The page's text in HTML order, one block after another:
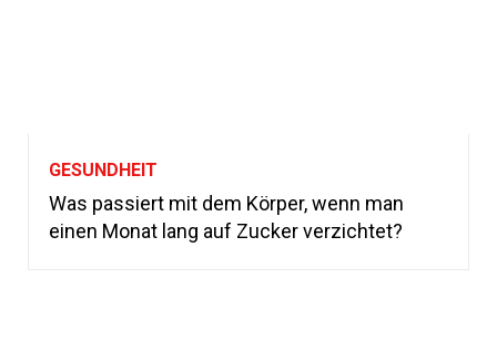
GESUNDHEIT
Was passiert mit dem Körper, wenn man
einen Monat lang auf Zucker verzichtet?